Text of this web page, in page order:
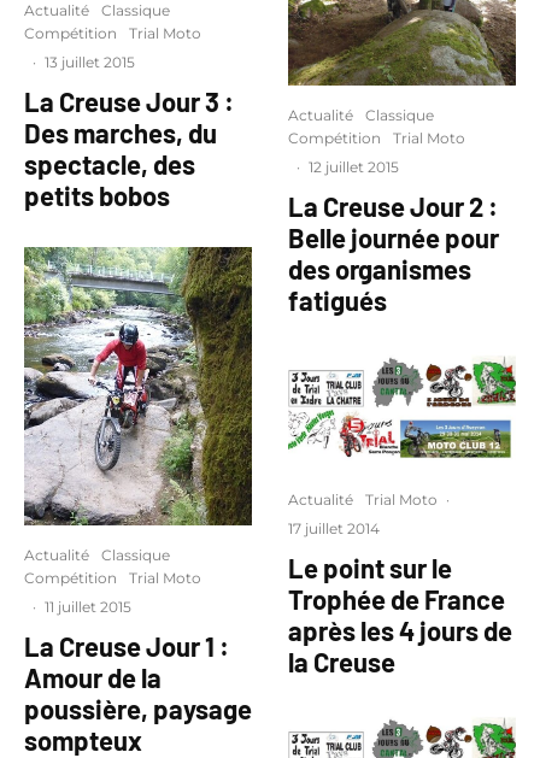
Actualité
Classique
Compétition
Trial Moto
· 13 juillet 2015
La Creuse Jour 3 :
Des marches, du
spectacle, des
petits bobos
Actualité
Classique
Compétition
Trial Moto
· 11 juillet 2015
La Creuse Jour 1 :
Amour de la
poussière, paysage
sompteux
Actualité
Classique
Compétition
Trial Moto
· 12 juillet 2015
La Creuse Jour 2 :
Belle journée pour
des organismes
fatigués
Actualité Trial Moto ·
17 juillet 2014
Le point sur le
Trophée de France
après les 4 jours de
la Creuse